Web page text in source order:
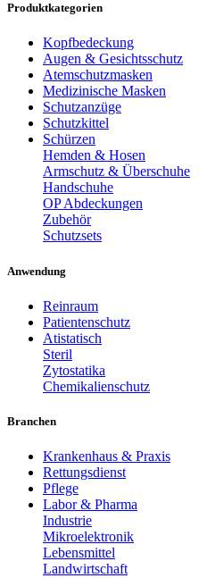
Produktkategorien
Kopfbedeckung
Augen & Gesichtsschutz
Atemschutzmasken
Medizinische Masken
Schutzanzüge
Schutzkittel
Schürzen
Hemden & Hosen
Armschutz & Überschuhe
Handschuhe
OP Abdeckungen
Zubehör
Schutzsets
Anwendung
Reinraum
Patientenschutz
Atistatisch
Steril
Zytostatika
Chemikalienschutz
Branchen
Krankenhaus & Praxis
Rettungsdienst
Pflege
Labor & Pharma
Industrie
Mikroelektronik
Lebensmittel
Landwirtschaft